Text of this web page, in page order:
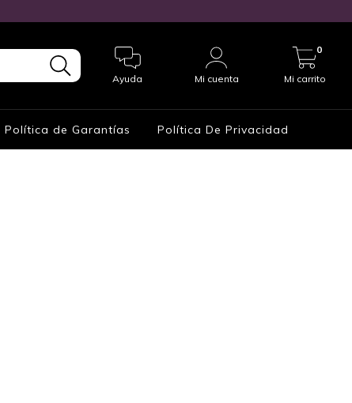
Ayuda Mi cuenta Mi carrito
0
Política de Garantías Política De Privacidad